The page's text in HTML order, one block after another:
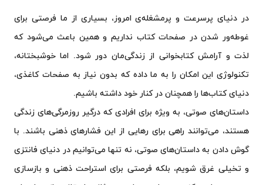
در دنیای پرسرعت و پرمشغله‌ی امروز، بسیاری از ما فرصتی برای
غوطه‌ور شدن در صفحات کتاب نداریم و همین باعث می‌شود که
لذت و آرامش کتابخوانی از زندگی‌مان دور شود. اما خوشبختانه،
تکنولوژی این امکان را به ما داده که بدون نیاز به صفحات کاغذی،
دنیای کتاب‌ها را همچنان در کنار خود داشته باشیم.
داستان‌های صوتی، به ویژه برای افرادی که درگیر روزمرگی‌های زندگی
هستند، می‌توانند راهی برای رهایی از این فشارهای ذهنی باشند. با
گوش دادن به داستان‌های صوتی، نه تنها می‌توانیم در دنیای فانتزی
و تخیلی غرق شویم، بلکه فرصتی برای استراحت ذهنی و بازسازی